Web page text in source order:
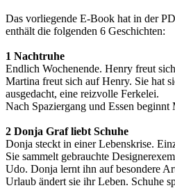
Das vorliegende E-Book hat in der
enthält die folgenden 6 Geschichten:
1 Nachtruhe
Endlich Wochenende. Henry freut
Martina freut sich auf Henry. Sie hat
ausgedacht, eine reizvolle Ferkelei.
Nach Spaziergang und Essen beginnt
2 Donja Graf liebt Schuhe
Donja steckt in einer Lebenskrise.
Sie sammelt gebrauchte
Udo. Donja lernt ihn auf besondere
Urlaub ändert sie ihr Leben. Schuhe